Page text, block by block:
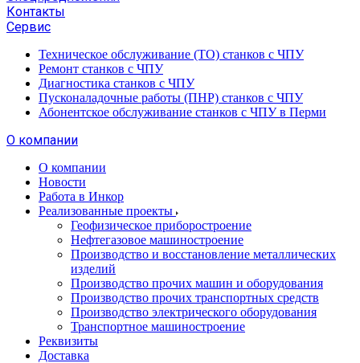
Контакты
Сервис
Техническое обслуживание (ТО) станков с ЧПУ
Ремонт станков с ЧПУ
Диагностика станков с ЧПУ
Пусконаладочные работы (ПНР) станков с ЧПУ
Абонентское обслуживание станков с ЧПУ в Перми
О компании
О компании
Новости
Работа в Инкор
Реализованные проекты
Геофизическое приборостроение
Нефтегазовое машиностроение
Производство и восстановление металлических
изделий
Производство прочих машин и оборудования
Производство прочих транспортных средств
Производство электрического оборудования
Транспортное машиностроение
Реквизиты
Доставка